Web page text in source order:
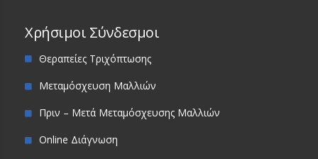
Χρήσιμοι Σύνδεσμοι
Θεραπείες Τριχόπτωσης
Μεταμόσχευση Μαλλιών
Πριν – Μετά Μεταμόσχευσης Μαλλιών
Online Διάγνωση